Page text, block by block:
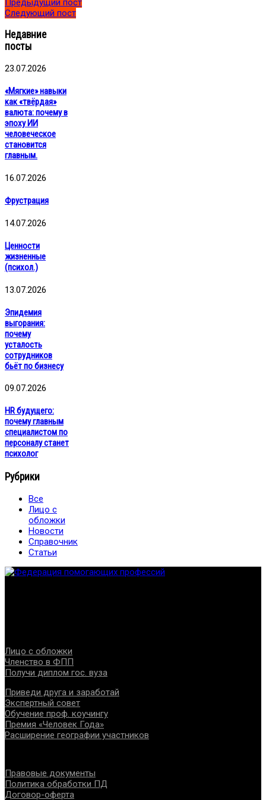
Предыдущий пост
Следующий пост
Недавние
посты
23.07.2026
«Мягкие» навыки
как «твёрдая»
валюта: почему в
эпоху ИИ
человеческое
становится
главным.
16.07.2026
Фрустрация
14.07.2026
Ценности
жизненные
(психол.)
13.07.2026
Эпидемия
выгорания:
почему
усталость
сотрудников
бьёт по бизнесу
09.07.2026
HR будущего:
почему главным
специалистом по
персоналу станет
психолог
Рубрики
Все
Лицо с
обложки
Новости
Справочник
Статьи
Лицо с обложки
Членство в ФПП
Получи диплом гос. вуза
Приведи друга и заработай
Экспертный совет
Обучение проф. коучингу
Премия «Человек Года»
Расширение географии участников
Правовые документы
Политика обработки ПД
Договор-оферта